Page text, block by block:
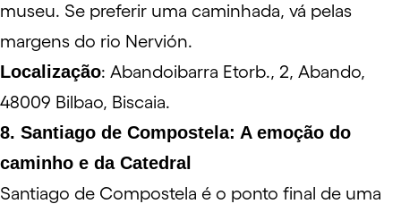
museu. Se preferir uma caminhada, vá pelas
margens do rio Nervión.
Localização: Abandoibarra Etorb., 2, Abando,
48009 Bilbao, Biscaia.
8. Santiago de Compostela: A emoção do
caminho e da Catedral
Santiago de Compostela é o ponto final de uma